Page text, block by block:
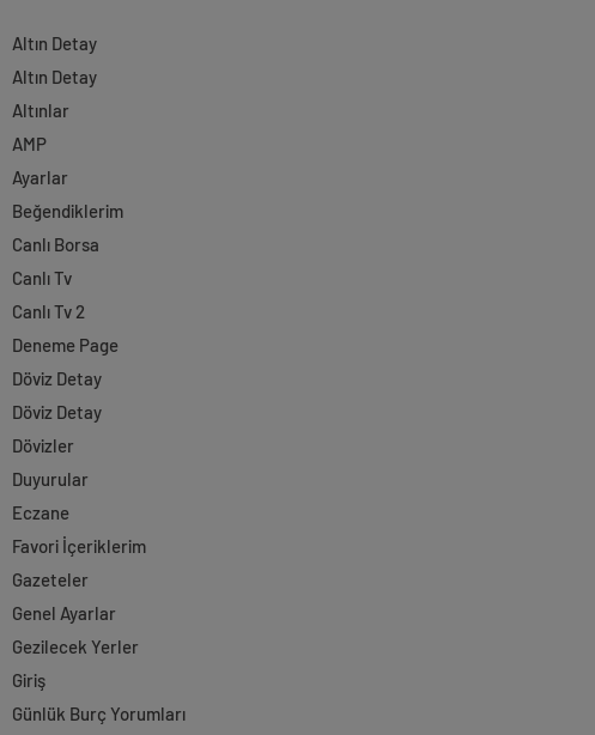
Altın Detay
Altın Detay
Altınlar
AMP
Ayarlar
Beğendiklerim
Canlı Borsa
Canlı Tv
Canlı Tv 2
Deneme Page
Döviz Detay
Döviz Detay
Dövizler
Duyurular
Eczane
Favori İçeriklerim
Gazeteler
Genel Ayarlar
Gezilecek Yerler
Giriş
Günlük Burç Yorumları